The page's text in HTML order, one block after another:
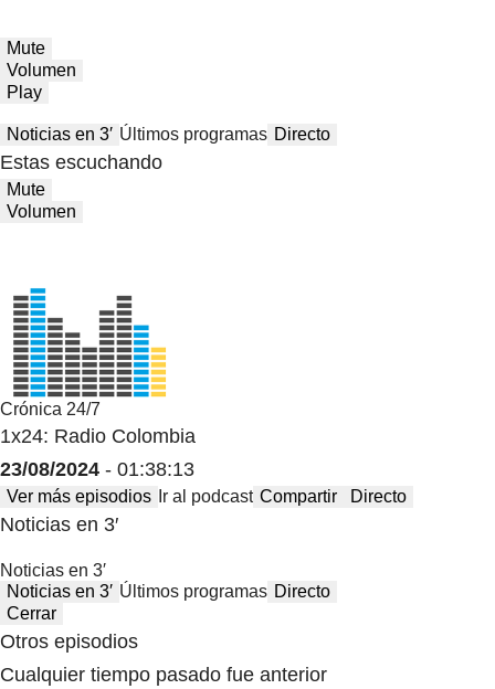
Mute
Volumen
Play
Noticias en 3′ Últimos programas Directo
Estas escuchando
Mute
Volumen
Crónica 24/7
1x24: Radio Colombia
23/08/2024 - 01:38:13
Ver más episodios Ir al podcast Compartir Directo
Noticias en 3′
Noticias en 3′
Noticias en 3′ Últimos programas Directo
Cerrar
Otros episodios
Cualquier tiempo pasado fue anterior